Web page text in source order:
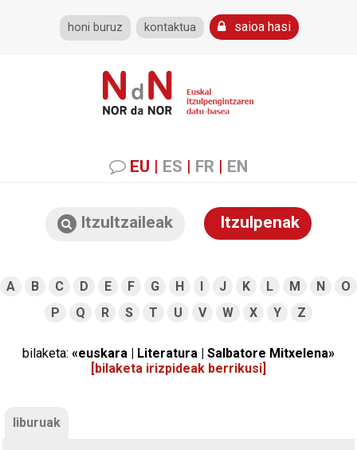
honi buruz kontaktua saioa hasi
EU | ES | FR | EN
Itzultzaileak Itzulpenak
A B C D E F G H I J K L M N
O
P
Q R S T U V W X Y Z
bilaketa: «euskara | Literatura | Salbatore Mitxelena»
[bilaketa irizpideak berrikusi]
liburuak